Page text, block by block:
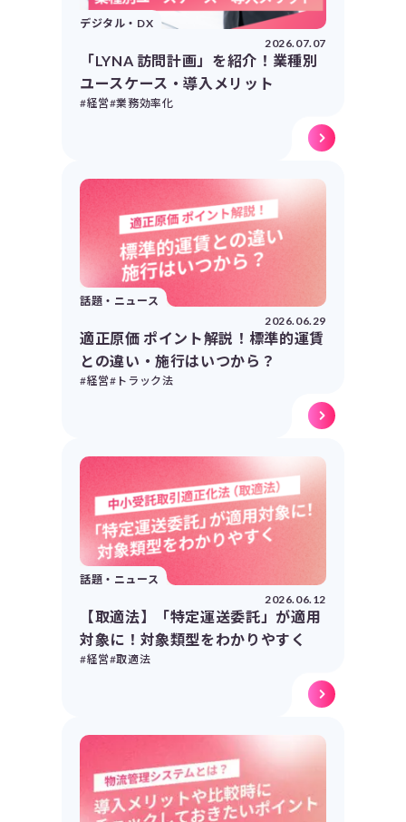
デジタル・DX
2026.07.07
「LYNA 訪問計画」を紹介！業種別
ユースケース・導入メリット
#経営#業務効率化
話題・ニュース
2026.06.29
適正原価 ポイント解説！標準的運賃
との違い・施行はいつから？
#経営#トラック法
話題・ニュース
2026.06.12
【取適法】「特定運送委託」が適用
対象に！対象類型をわかりやすく
#経営#取適法